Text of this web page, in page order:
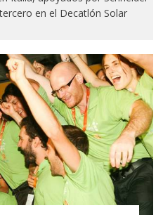
en el Decatlón Solar